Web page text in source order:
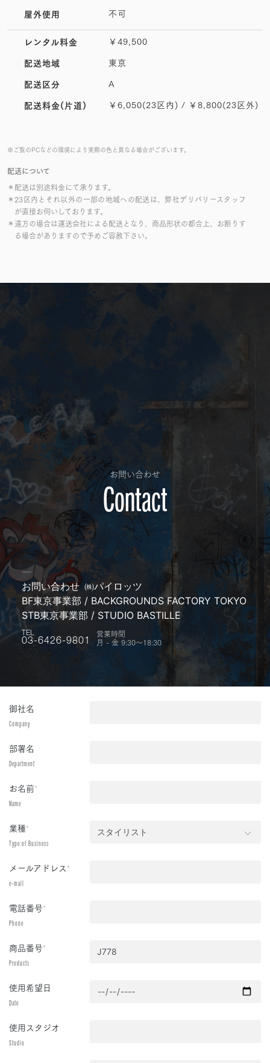
※ご覧のPCなどの環境により実際の色と異なる場合がございます。
配送について
＊配送は別途料金にて承ります。
＊23区内とそれ以外の一部の地域への配送は、弊社デリバリースタッフ
が直接お伺いしております。
＊遠方の場合は運送会社による配送となり、商品形状の都合上、お断りす
る場合がありますので予めご容赦下さい。
屋外使用 不可
レンタル料金 ￥49,500
配送地域 東京
配送区分 A
配送料金(片道) ￥6,050(23区内) / ￥8,800(23区外)
お問い合わせ
Contact
お問い合わせ ㈱パイロッツ
BF東京事業部 / BACKGROUNDS FACTORY TOKYO
STB東京事業部 / STUDIO BASTILLE
TEL
03-6426-9801
営業時間
月 - 金 9:30〜18:30
御社名
Company
部署名
Department
お名前*
Name
業種*
Type of Business
メールアドレス*
e-mail
電話番号*
Phone
商品番号*
Products
使用希望日
Date
使用スタジオ
Studio